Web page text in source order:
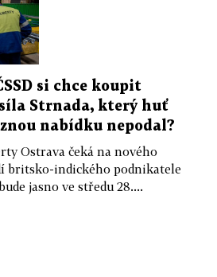
si chce koupit
Strnada, který huť
nabídku nepodal?
Ostrava čeká na nového
britsko-indického podnikatele
jasno ve středu 28....